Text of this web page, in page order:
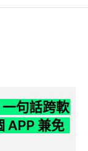
句話跨軟
APP 兼免